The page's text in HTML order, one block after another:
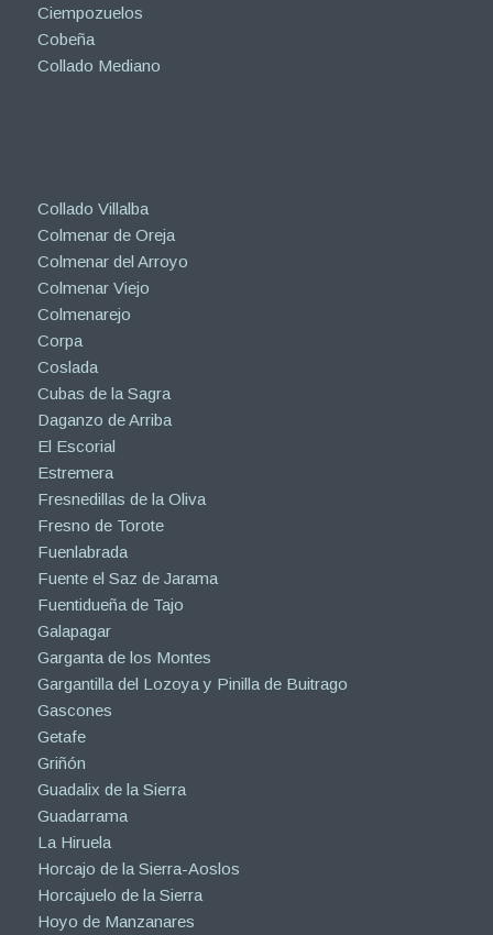
Ciempozuelos
Cobeña
Collado Mediano
Collado Villalba
Colmenar de Oreja
Colmenar del Arroyo
Colmenar Viejo
Colmenarejo
Corpa
Coslada
Cubas de la Sagra
Daganzo de Arriba
El Escorial
Estremera
Fresnedillas de la Oliva
Fresno de Torote
Fuenlabrada
Fuente el Saz de Jarama
Fuentidueña de Tajo
Galapagar
Garganta de los Montes
Gargantilla del Lozoya y Pinilla de Buitrago
Gascones
Getafe
Griñón
Guadalix de la Sierra
Guadarrama
La Hiruela
Horcajo de la Sierra-Aoslos
Horcajuelo de la Sierra
Hoyo de Manzanares